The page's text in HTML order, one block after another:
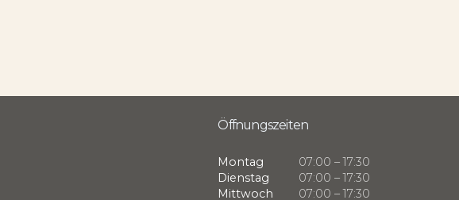
Öffnungszeiten
Montag
07:00 – 17:30
Dienstag
07:00 – 17:30
Mittwoch
07:00 – 17:30